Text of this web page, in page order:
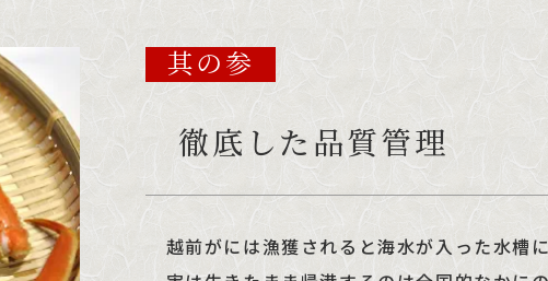
其の参
徹底した品質管理
越前がには漁獲されると海水が入った水槽